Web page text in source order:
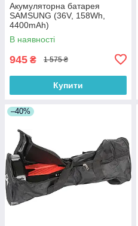
Акумуляторна батарея
SAMSUNG (36V, 158Wh,
4400mAh)
В наявності
945 ₴ 1 575 ₴
Купити
–40%